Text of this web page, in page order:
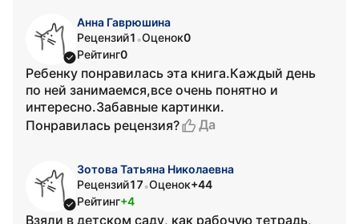
Анна Гаврюшина
Рецензий1 •Оценок0
Рейтинг0
Ребенку понравилась эта книга.Каждый день
по ней занимаемся,все очень понятно и
интересно.Забавные картинки.
Понравилась рецензия?
Да
Зотова Татьяна Николаевна
Рецензий17•Оценок+44
Рейтинг+4
Взяли в детском саду, как рабочую тетрадь,